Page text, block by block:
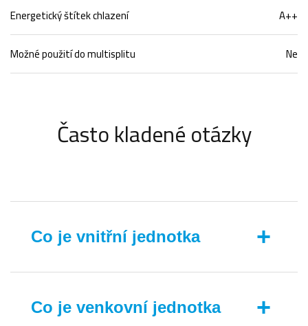
Energetický štítek chlazení
A++
Možné použití do multisplitu
Ne
Často kladené otázky
Co je vnitřní jednotka +
Vnitřní klimatizační jednotka je zařízení instalované
úpravu vzduchu pro pohodlné vnitřní klima.
Pracuje v kombinaci s venkovní jednotkou (u splitových
Co je venkovní jednotka +